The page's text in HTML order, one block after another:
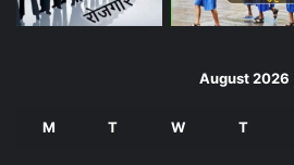
August 2026
M T W T